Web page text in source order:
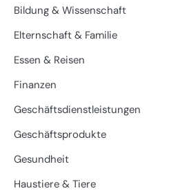
Bildung & Wissenschaft
Elternschaft & Familie
Essen & Reisen
Finanzen
Geschäftsdienstleistungen
Geschäftsprodukte
Gesundheit
Haustiere & Tiere